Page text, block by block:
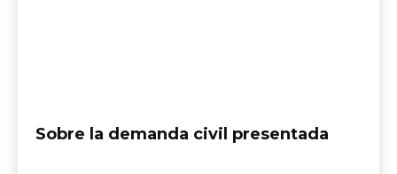
Sobre la demanda civil presentada